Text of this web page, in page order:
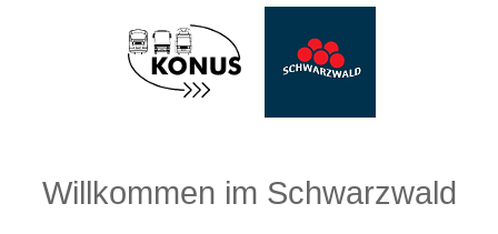
Willkommen im Schwarzwald